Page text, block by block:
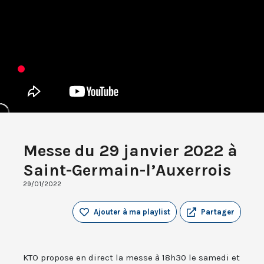
Messe du 29 janvier 2022 à
Saint-Germain-l’Auxerrois
29/01/2022
Partager
Ajouter à ma playlist
KTO propose en direct la messe à 18h30 le samedi et